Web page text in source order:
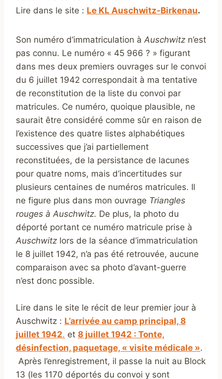
Lire dans le site : Le KL Auschwitz-Birkenau.
Son numéro d’immatriculation à Auschwitz n’est
pas connu. Le numéro « 45 966 ? » figurant
dans mes deux premiers ouvrages sur le convoi
du 6 juillet 1942 correspondait à ma tentative
de reconstitution de la liste du convoi par
matricules. Ce numéro, quoique plausible, ne
saurait être considéré comme sûr en raison de
l’existence des quatre listes alphabétiques
successives que j’ai partiellement
reconstituées, de la persistance de lacunes
pour quatre noms, mais d’incertitudes sur
plusieurs centaines de numéros matricules. Il
ne figure plus dans mon ouvrage Triangles
rouges à Auschwitz. De plus, la photo du
déporté portant ce numéro matricule prise à
Auschwitz lors de la séance d’immatriculation
le 8 juillet 1942, n’a pas été retrouvée, aucune
comparaison avec sa photo d’avant-guerre
n’est donc possible.
Lire dans le site le récit de leur premier jour à
Auschwitz : L’arrivée au camp principal, 8
juillet 1942. et 8 juillet 1942 : Tonte,
désinfection, paquetage, « visite médicale ».
Après l’enregistrement, il passe la nuit au Block
13 (les 1170 déportés du convoi y sont